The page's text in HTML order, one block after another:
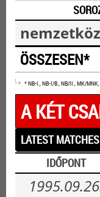
ÖSSZESEN*
* NB-I., NB-I/B., NB/II., MK/
A KÉT
LATEST
IDŐPONT